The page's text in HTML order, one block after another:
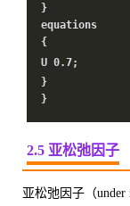
}
equations
{
U 0.7;
}
}
2.5 亚松弛因子
亚松弛因子（